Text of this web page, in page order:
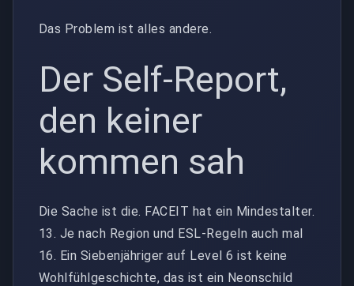
Das Problem ist alles andere.
Der Self-Report,
den keiner
kommen sah
Die Sache ist die. FACEIT hat ein Mindestalter.
13. Je nach Region und ESL-Regeln auch mal
16. Ein Siebenjähriger auf Level 6 ist keine
Wohlfühlgeschichte, das ist ein Neonschild